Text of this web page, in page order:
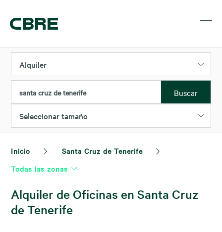
Alquiler
santa cruz de tenerife Buscar
Seleccionar tamaño
Inicio
Santa Cruz de Tenerife
Todas las zonas
Alquiler de Oficinas en Santa Cruz
de Tenerife